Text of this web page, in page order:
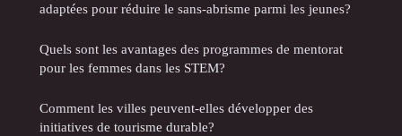
adaptées pour réduire le sans-abrisme parmi les jeunes?
Quels sont les avantages des programmes de mentorat
pour les femmes dans les STEM?
Comment les villes peuvent-elles développer des
initiatives de tourisme durable?